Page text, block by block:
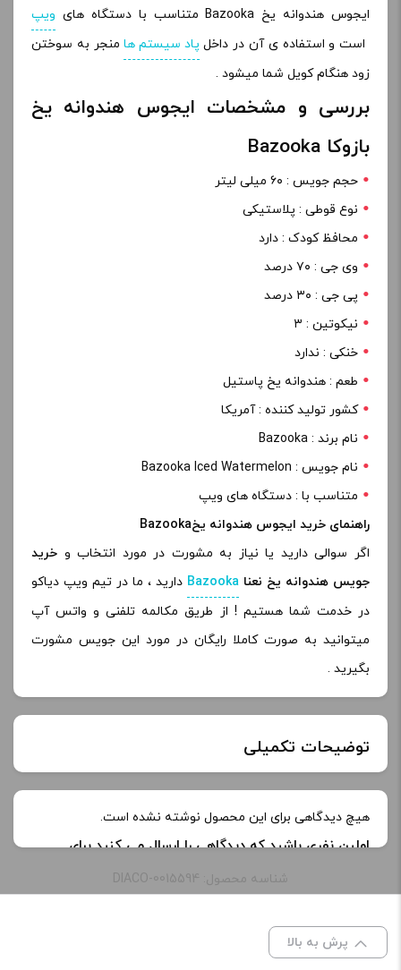
ایجوس هندوانه یخ Bazooka متناسب با دستگاه های
ویپ
است و استفاده ی آن در داخل پاد سیستم ها منجر به سوختن
زود هنگام کویل شما میشود .
بررسی و مشخصات ایجوس هندوانه یخ
بازوکا Bazooka
حجم جویس : ۶۰ میلی لیتر
نوع قوطی : پلاستیکی
محافظ کودک : دارد
وی جی : ۷۰ درصد
پی جی : ۳۰ درصد
نیکوتین : ۳
خنکی : ندارد
طعم : هندوانه یخ پاستیل
کشور تولید کننده : آمریکا
نام برند : Bazooka
نام جویس : Bazooka Iced Watermelon
متناسب با : دستگاه های ویپ
راهنمای خرید ایجوس هندوانه یخBazooka
اگر سوالی دارید یا نیاز به مشورت در مورد انتخاب و خرید
جویس هندوانه یخ نعنا Bazooka دارید ، ما در تیم ویپ دیاکو
در خدمت شما هستیم ! از طریق مکالمه تلفنی و واتس آپ
میتوانید به صورت کاملا رایگان در مورد این جویس مشورت
بگیرید .
توضیحات تکمیلی
نیکوتین: 12 میلی گرم, 3 میلی‌ گرم
هیچ دیدگاهی برای این محصول نوشته نشده است.
اولین نفری باشید که دیدگاهی را ارسال می کنید برای
“ایجوس هندوانه یخ بازوکا | Bazooka Iced Watermelon
نشانی ایمیل شما منتشر نخواهد شد.
علامت‌گذاری شده‌اند
شناسه محصول: DIACO-0015594
پرش به بالا